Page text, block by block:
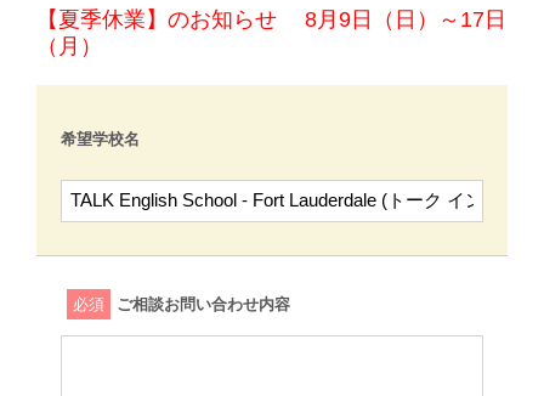
【夏季休業】のお知らせ 8月9日（日）～17日
（月）
希望学校名
必須 ご相談お問い合わせ内容